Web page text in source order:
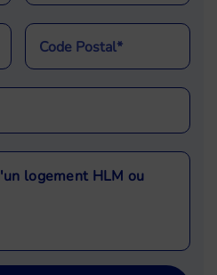
logement HLM ou